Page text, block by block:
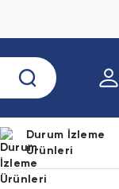
Durum İzleme
Ürünleri